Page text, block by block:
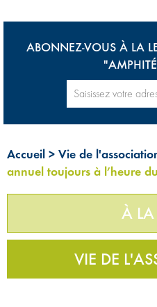
ABONNEZ-VOUS À LA
Accueil > Vie de
annuel toujours à l’heure
À
VIE DE